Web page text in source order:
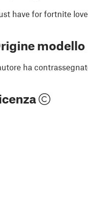
have for fortnite
modello
ha